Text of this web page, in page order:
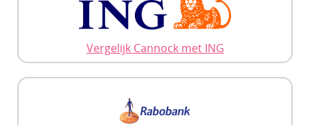
Vergelijk Cannock met ING